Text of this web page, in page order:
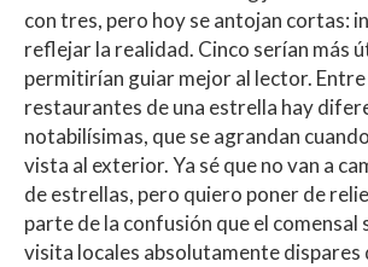
con tres, pero hoy se antojan cortas:
reflejar la realidad. Cinco serían más
permitirían guiar mejor al lector. Entre
restaurantes de una estrella hay
notabilísimas, que se agrandan
vista al exterior. Ya sé que no van a
de estrellas, pero quiero poner de
parte de la confusión que el comensal
visita locales absolutamente dispares